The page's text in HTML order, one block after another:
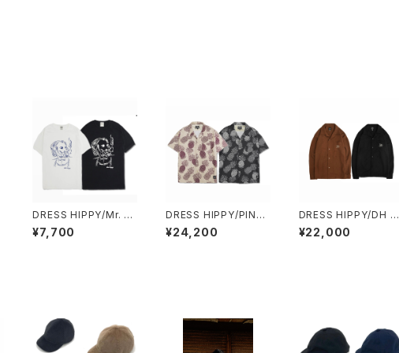
DRESS HIPPY/Mr. S
moke S/S TEE (NAT
URAL,BLACK)
¥7,700
DRESS HIPPY/PINEA
PPLE S/S SHIRT (2
色展開)
¥24,200
DRESS HIPPY/DH JA
CK KNIFE L/S SHIRT
¥22,000